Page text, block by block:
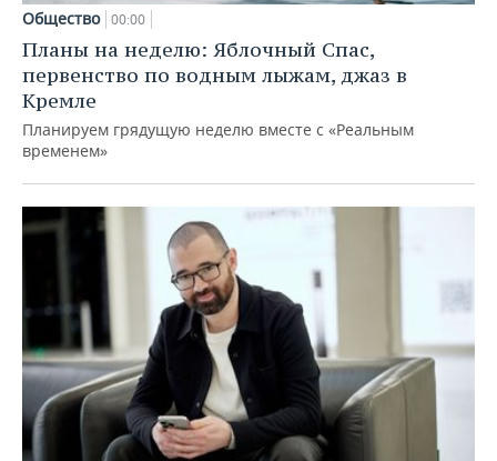
Общество 00:00
Планы на неделю: Яблочный Спас,
первенство по водным лыжам, джаз в
Кремле
Планируем грядущую неделю вместе с «Реальным
временем»